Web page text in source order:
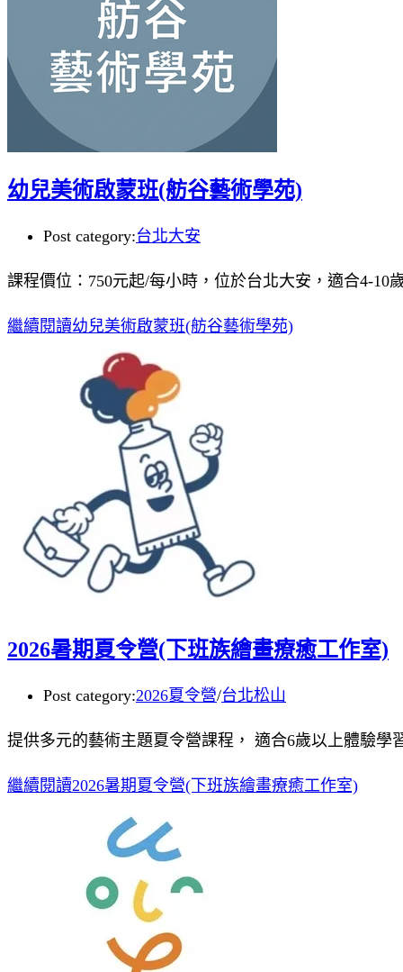
幼兒美術啟蒙班(舫谷藝術學苑)
Post category:台北大安
課程價位：750元起/每小時，位於台北大安，適合4-10
繼續閱讀幼兒美術啟蒙班(舫谷藝術學苑)
2026暑期夏令營(下班族繪畫療癒工作室)
Post category:2026夏令營/台北松山
提供多元的藝術主題夏令營課程， 適合6歲以上體驗學
繼續閱讀2026暑期夏令營(下班族繪畫療癒工作室)